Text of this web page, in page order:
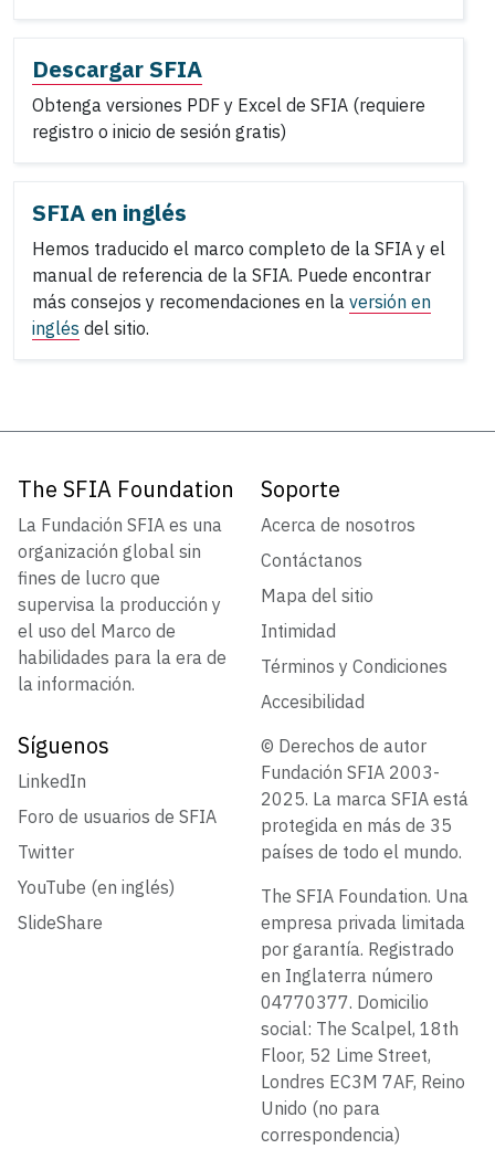
Descargar SFIA
Obtenga versiones PDF y Excel de SFIA (requiere
registro o inicio de sesión gratis)
SFIA en inglés
Hemos traducido el marco completo de la SFIA y el
manual de referencia de la SFIA. Puede encontrar
más consejos y recomendaciones en la versión en
inglés del sitio.
The SFIA Foundation
La Fundación SFIA es una
organización global sin
fines de lucro que
supervisa la producción y
el uso del Marco de
habilidades para la era de
la información.
Soporte
Acerca de nosotros
Contáctanos
Mapa del sitio
Intimidad
Términos y Condiciones
Accesibilidad
Síguenos
LinkedIn
Foro de usuarios de SFIA
Twitter
YouTube (en inglés)
SlideShare
© Derechos de autor
Fundación SFIA 2003-
2025. La marca SFIA está
protegida en más de 35
países de todo el mundo.
The SFIA Foundation. Una
empresa privada limitada
por garantía. Registrado
en Inglaterra número
04770377. Domicilio
social: The Scalpel, 18th
Floor, 52 Lime Street,
Londres EC3M 7AF, Reino
Unido (no para
correspondencia)